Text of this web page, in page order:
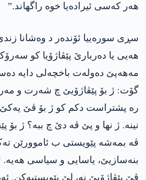
ھەر کەسی ئیرادەیا خوە راگھاند.”
سڕی سورەییا ئۆندەر د وەشانا
ھەیی یا دەربارێ پێڤاژۆیا کو
مەھەپێ دەولەت باخچەلی دایە
گۆت: ژ بۆ پێڤاژۆیێ چ شەرت و
رە پشتراست دکم کو ژ بۆ ڤێ یەکێ
نینە. ژ نھا و پێ ڤە دێ چ ببە؟ ژ بۆ
ڤە بمەشە پێویستی ب ئاموورێن
بنەسازیێ، یاسایی و سیاسی
ڤێ پێڤاژۆیێ نە، لێ پێویستیەکن.